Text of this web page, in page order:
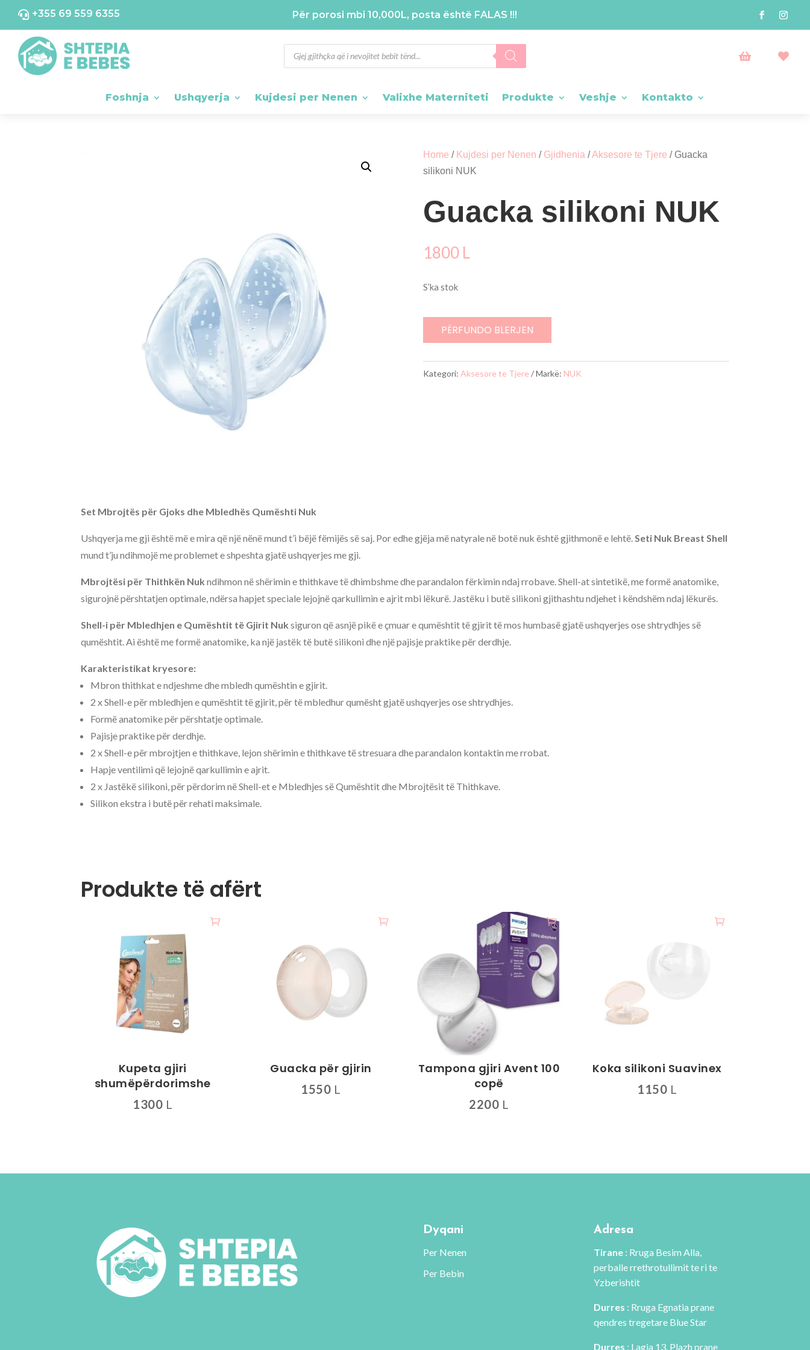
 +355 69 559 6355 Për porosi mbi 10,000L, posta është FALAS !!!
Products
search
 
Foshnja Ushqyerja Kujdesi per Nenen Valixhe Materniteti Produkte Veshje Kontakto
Home / Kujdesi per Nenen / Gjidhenia /Aksesore te Tjere / Guacka
silikoni NUK
Guacka silikoni NUK
1800 L
S’ka stok
PËRFUNDO BLERJEN
Kategori: Aksesore te Tjere Markë: NUK
Set Mbrojtës për Gjoks dhe Mbledhës Qumështi Nuk
Ushqyerja me gji është më e mira që një nënë mund t’i bëjë fëmijës së saj. Por edhe gjëja më natyrale në botë nuk është gjithmonë e lehtë.Seti Nuk Breast Shell
mund t’ju ndihmojë me problemet e shpeshta gjatë ushqyerjes me gji.
Mbrojtësi për Thithkën Nuk ndihmon në shërimin e thithkave të dhimbshme dhe parandalon fërkimin ndaj rrobave. Shell-at sintetikë, me formë anatomike,
sigurojnë përshtatjen optimale, ndërsa hapjet speciale lejojnë qarkullimin e ajrit mbi lëkurë. Jastëku i butë silikoni gjithashtu ndjehet i këndshëm ndaj lëkurës.
Shell-i për Mbledhjen e Qumështit të Gjirit Nuk siguron që asnjë pikë e çmuar e qumështit të gjirit të mos humbasë gjatë ushqyerjes ose shtrydhjes së
qumështit. Ai është me formë anatomike, ka një jastëk të butë silikoni dhe një pajisje praktike për derdhje.
Karakteristikat kryesore:
Mbron thithkat e ndjeshme dhe mbledh qumështin e gjirit.
2 x Shell-e për mbledhjen e qumështit të gjirit, për të mbledhur qumësht gjatë ushqyerjes ose shtrydhjes.
Formë anatomike për përshtatje optimale.
Pajisje praktike për derdhje.
2 x Shell-e për mbrojtjen e thithkave, lejon shërimin e thithkave të stresuara dhe parandalon kontaktin me rrobat.
Hapje ventilimi që lejojnë qarkullimin e ajrit.
2 x Jastëkë silikoni, për përdorim në Shell-et e Mbledhjes së Qumështit dhe Mbrojtësit të Thithkave.
Silikon ekstra i butë për rehati maksimale.
Produkte të afërt
Kupeta gjiri
shumëpërdorimshe
1300 L
Guacka për gjirin
1550 L
Tampona gjiri Avent 100
copë
2200 L
Koka silikoni Suavinex
1150 L
zgjidhen
Dyqani
Per Nenen
Per Bebin
Adresa
Tirane : Rruga Besim Alla,
perballe rrethrotullimit te ri te
Yzberishtit
Durres : Rruga Egnatia prane
qendres tregetare Blue Star
Durres : Lagja 13, Plazh prane